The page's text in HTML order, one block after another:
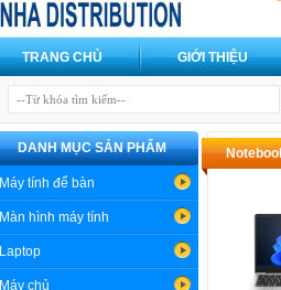
TRANG CHỦ GIỚI THIỆU
DANH MỤC SẢN PHẨM
Máy tính để bàn
Màn hình máy tính
Laptop
Máy chủ